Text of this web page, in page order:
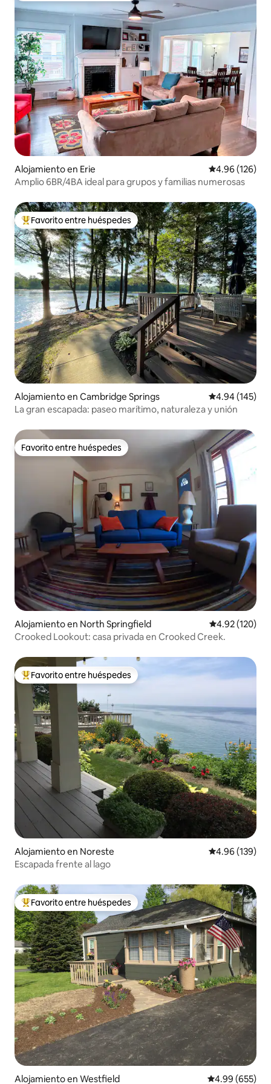
Alojamiento en Erie Calificación
4.96 (126)
Amplio 6BR/4BA ideal para grupos y familias numerosas
Favorito entre huéspedes preferido
Favorito entre huéspedes
Alojamiento en Cambridge Springs Calificación
4.94 (145)
La gran escapada: paseo marítimo, naturaleza y unión
Favorito entre huéspedes
Favorito entre huéspedes
Alojamiento en North Springfield Calificación
4.92 (120)
Crooked Lookout: casa privada en Crooked Creek.
Favorito entre huéspedes preferido
Favorito entre huéspedes
Alojamiento en Noreste Calificación
4.96 (139)
Escapada frente al lago
Favorito entre huéspedes preferido
Favorito entre huéspedes
Alojamiento en Westfield Calificación
4.99 (655)